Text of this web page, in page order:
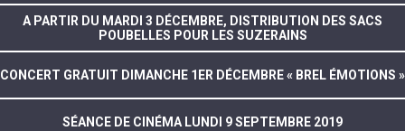
A PARTIR DU MARDI 3 DÉCEMBRE, DISTRIBUTION DES SACS
POUBELLES POUR LES SUZERAINS
CONCERT GRATUIT DIMANCHE 1ER DÉCEMBRE « BREL ÉMOTIONS »
SÉANCE DE CINÉMA LUNDI 9 SEPTEMBRE 2019